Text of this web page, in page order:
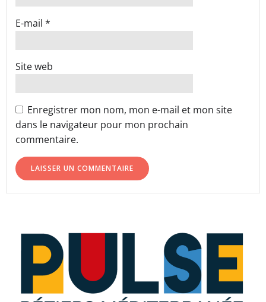
E-mail *
Site web
Enregistrer mon nom, mon e-mail et mon site
dans le navigateur pour mon prochain
commentaire.